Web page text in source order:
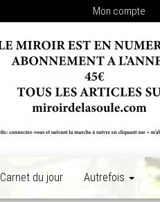
Mon compte
Carnet du jour Autrefois